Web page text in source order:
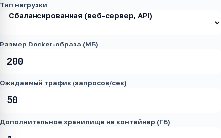
Тип нагрузки
Размер Docker-образа (МБ)
Ожидаемый трафик (запросов/сек)
Дополнительное хранилище на контейнер (ГБ)